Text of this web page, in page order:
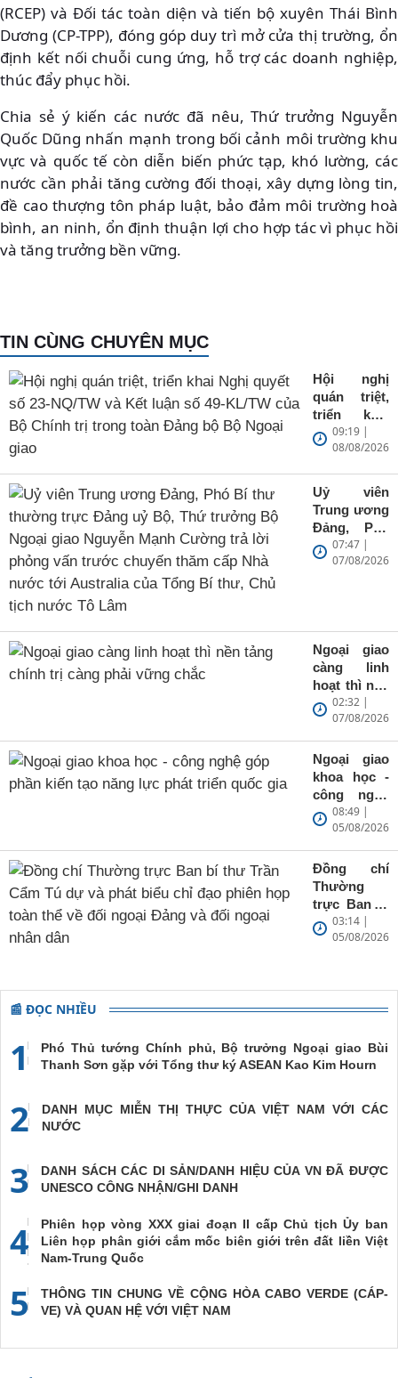
(RCEP) và Đối tác toàn diện và tiến bộ xuyên Thái Bình
Dương (CP-TPP), đóng góp duy trì mở cửa thị trường, ổn
định kết nối chuỗi cung ứng, hỗ trợ các doanh nghiệp,
thúc đẩy phục hồi.
Chia sẻ ý kiến các nước đã nêu, Thứ trưởng Nguyễn
Quốc Dũng nhấn mạnh trong bối cảnh môi trường khu
vực và quốc tế còn diễn biến phức tạp, khó lường, các
nước cần phải tăng cường đối thoại, xây dựng lòng tin,
đề cao thượng tôn pháp luật, bảo đảm môi trường hoà
bình, an ninh, ổn định thuận lợi cho hợp tác vì phục hồi
và tăng trưởng bền vững.
TIN CÙNG CHUYÊN MỤC
Hội nghị
quán triệt,
triển khai
Nghị quyết
số 23-
Kết luận số
49-KL/TW
của Bộ
Chính trị
trong toàn
09:19 |
08/08/2026
Uỷ viên
Trung ương
Đảng, Phó
Bí thư
thường
Ngoại giao
Nguyễn
Mạnh
Cường trả
lời phỏng
vấn trước
chuyến
thăm cấp
Nhà nước
tới
Australia
của Tổng Bí
thư, Chủ
tịch nước
Tô Lâm
07:47 |
07/08/2026
Ngoại giao
càng linh
hoạt thì nền
tảng chính
trị càng
phải vững
chắc
02:32 |
07/08/2026
Ngoại giao
khoa học -
công nghệ
góp phần
kiến tạo
năng lực
phát triển
quốc gia
08:49 |
05/08/2026
Đồng chí
Thường
trực Ban bí
thư Trần
Cẩm Tú dự
phiên họp
toàn thể về
Đảng và đối
ngoại nhân
03:14 |
05/08/2026
📰 ĐỌC NHIỀU
1
Phó Thủ tướng Chính phủ, Bộ trưởng Ngoại giao Bùi
Thanh Sơn gặp với Tổng thư ký ASEAN Kao Kim Hourn
2
DANH MỤC MIỄN THỊ THỰC CỦA VIỆT NAM VỚI CÁC
NƯỚC
3
DANH SÁCH CÁC DI SẢN/DANH HIỆU CỦA VN ĐÃ ĐƯỢC
UNESCO CÔNG NHẬN/GHI DANH
4
Phiên họp vòng XXX giai đoạn II cấp Chủ tịch Ủy ban
Liên họp phân giới cắm mốc biên giới trên đất liền Việt
Nam-Trung Quốc
5
THÔNG TIN CHUNG VỀ CỘNG HÒA CABO VERDE (CÁP-
VE) VÀ QUAN HỆ VỚI VIỆT NAM